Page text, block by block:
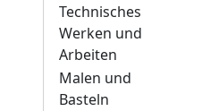
Technisches
Werken und
Arbeiten
Malen und
Basteln